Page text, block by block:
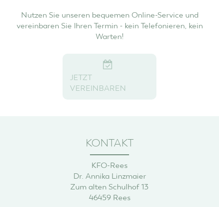
Nutzen Sie unseren bequemen Online-Service und
vereinbaren Sie Ihren Termin - kein Telefonieren, kein
Warten!
JETZT
VEREINBAREN
KONTAKT
KFO-Rees
Dr. Annika Linzmaier
Zum alten Schulhof 13
46459 Rees